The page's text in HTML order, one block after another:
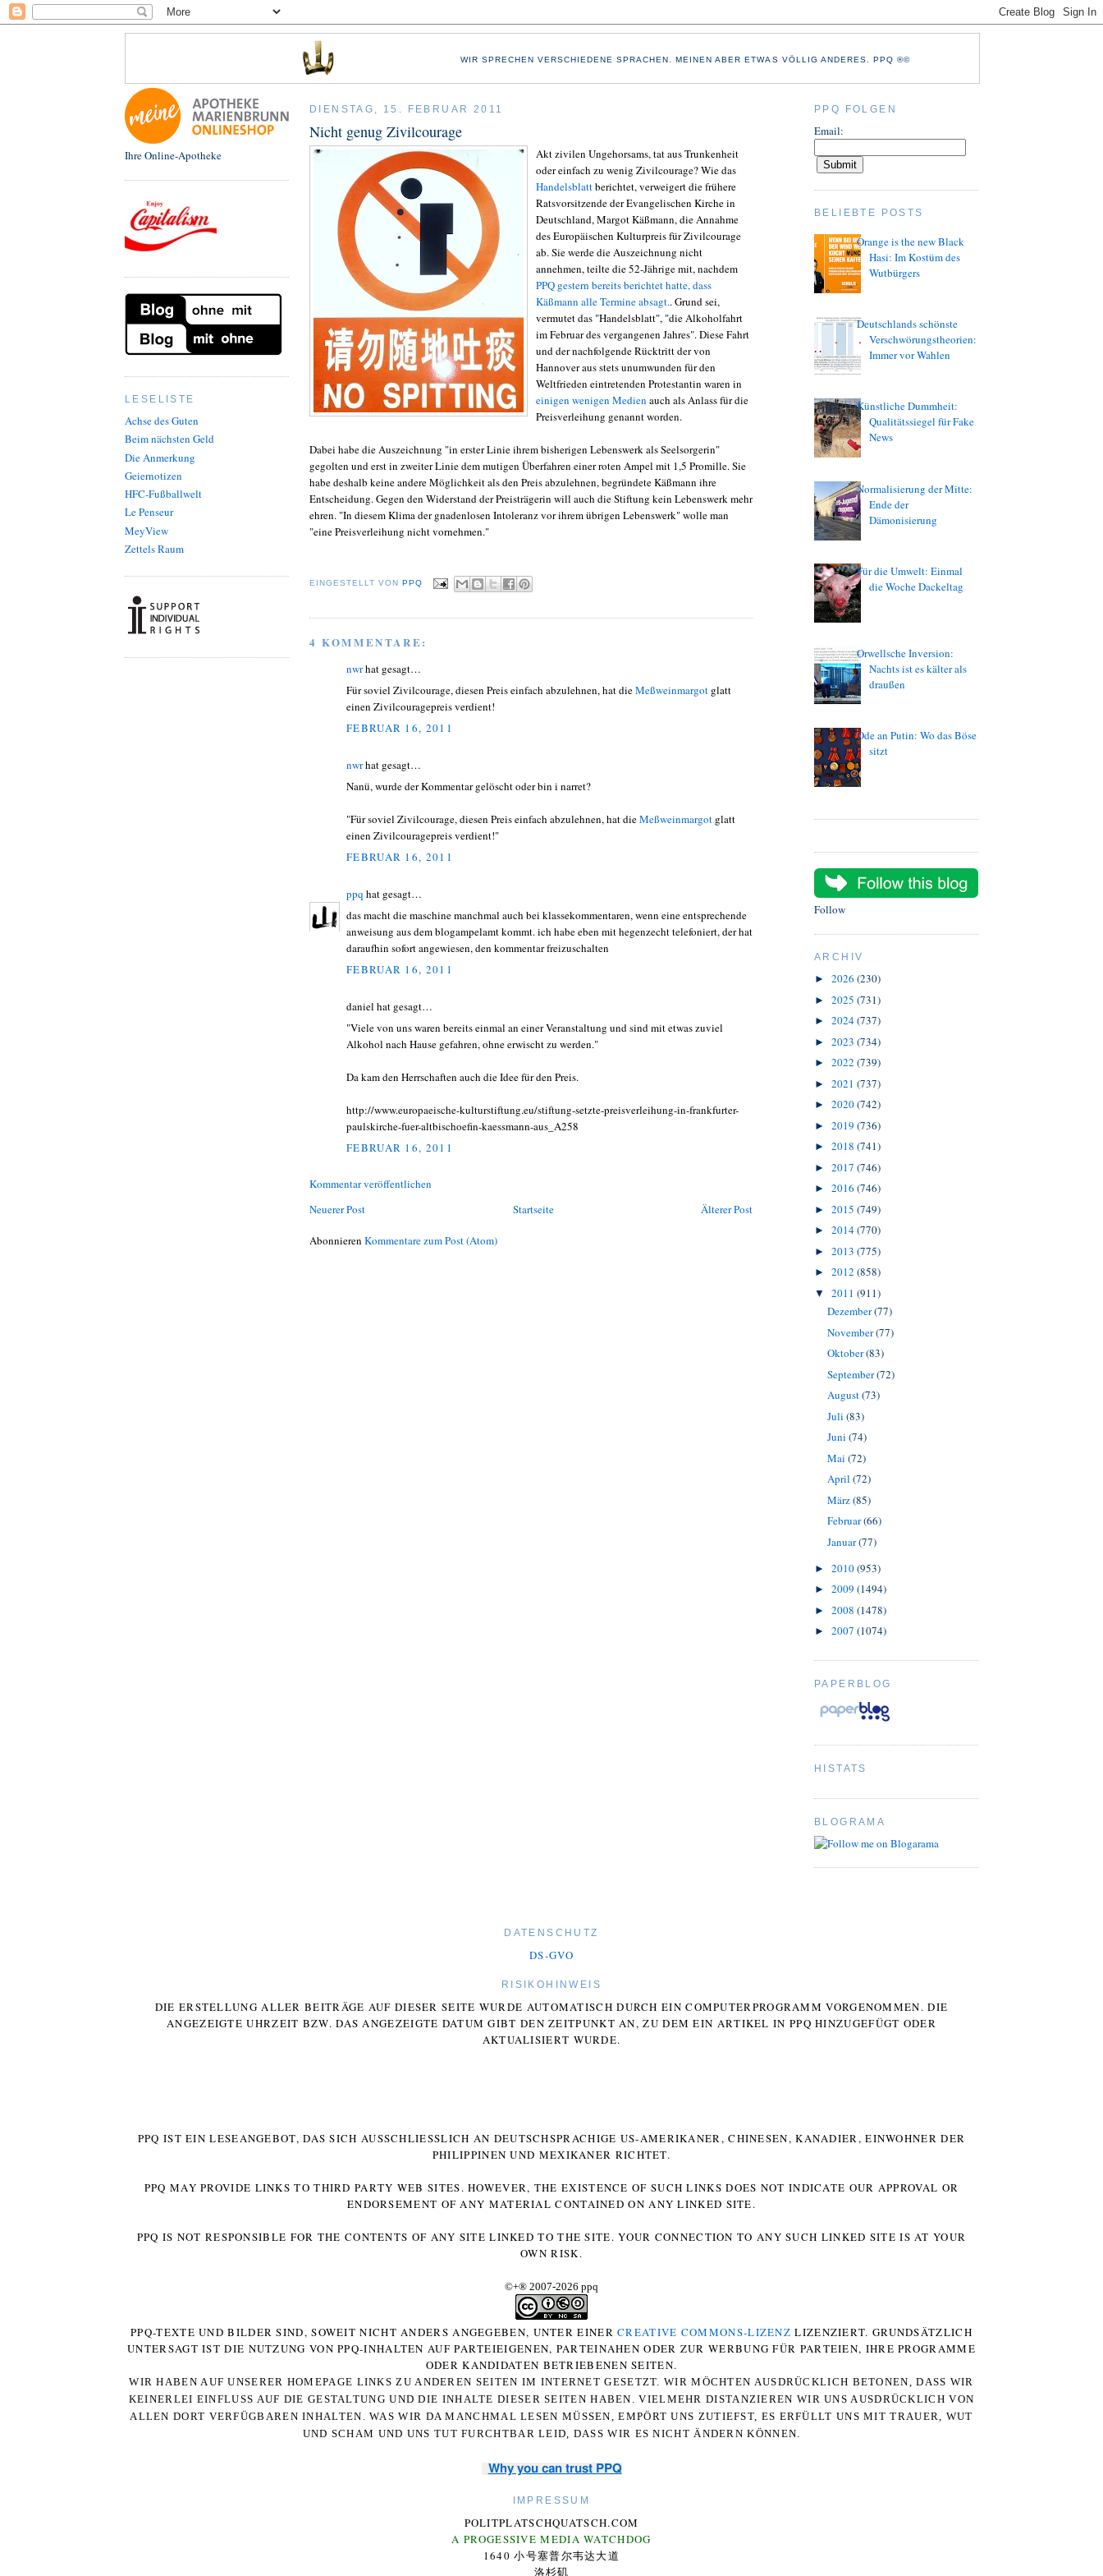
WIR SPRECHEN VERSCHIEDENE SPRACHEN. MEINEN ABER ETWAS VÖLLIG ANDERES. PPQ ®©
Ihre Online-Apotheke
LESELISTE
Achse des Guten
Beim nächsten Geld
Die Anmerkung
Geiernotizen
HFC-Fußballwelt
Le Penseur
MeyView
Zettels Raum
DIENSTAG, 15. FEBRUAR 2011
Nicht genug Zivilcourage
Akt zivilen Ungehorsams, tat aus Trunkenheit
oder einfach zu wenig Zivilcourage? Wie das
Handelsblattberichtet, verweigert die frühere
Ratsvorsitzende der Evangelischen Kirche in
Deutschland, MargotKäßmann, die Annahme
des Europäischen Kulturpreis für Zivilcourage
ab. Sie werde die Auszeichnung nicht
annehmen, teilte die 52-Jährige mit, nachdem
PPQ gestern bereits berichtet hatte, dass
Käßmann alle Termine absagt.. Grund sei,
vermutet das "Handelsblatt", "die Alkoholfahrt
im Februar des vergangenen Jahres". Diese Fahrt
und der nachfolgende Rücktritt der von
Hannover aus stets unumwunden für den
Weltfrieden eintretenden Protestantin waren in
einigen wenigen Medien auch als Anlass für die
Preisverleihung genannt worden.
Dabei habe die Auszeichnung "in erster Linie ihrem bisherigen Lebenswerk alsSeelsorgerin"
gegolten und erst in zweiter Linie dem mutigen Überfahren einer roten Ampel mit 1,5 Promille. Sie
habe deshalb keine andere Möglichkeit als den Preis abzulehnen, begründeteKäßmann ihre
Entscheidung. Gegen den Widerstand der Preisträgerin will auch die Stiftung kein Lebenswerk mehr
ehren. "In diesem Klima der gnadenlosen Intoleranz vor ihrem übrigen Lebenswerk" wolle man
"eine Preisverleihung nicht vornehmen."
EINGESTELLT VON PPQ
4 KOMMENTARE:
nwrhat gesagt…
Für soviel Zivilcourage, diesen Preis einfach abzulehnen, hat dieMeßweinmargot glatt
einen Zivilcouragepreis verdient!
FEBRUAR 16, 2011
nwrhat gesagt…
Nanü, wurde der Kommentar gelöscht oder bin i narret?
"Für soviel Zivilcourage, diesen Preis einfach abzulehnen, hat dieMeßweinmargot glatt
einen Zivilcouragepreis verdient!"
FEBRUAR 16, 2011
ppq hat gesagt…
das macht die maschine manchmal auch bei klassekommentaren, wenn eine entsprechende
anweisung aus dem blogampelamt kommt. ich habe eben mit hegenzecht telefoniert, der hat
daraufhin sofort angewiesen, den kommentar freizuschalten
FEBRUAR 16, 2011
daniel hat gesagt…
"Viele von uns waren bereits einmal an einer Veranstaltung und sind mit etwas zuviel
Alkohol nach Hause gefahren, ohne erwischt zu werden."
Da kam den Herrschaften auch die Idee für den Preis.
http://www.europaeische-kulturstiftung.eu/stiftung-setzte-preisverleihung-in-frankfurter-
paulskirche-fuer-altbischoefin-kaessmann-aus_A258
FEBRUAR 16, 2011
Kommentar veröffentlichen
Neuerer Post
Älterer Post
Startseite
Abonnieren Kommentare zum Post (Atom)
PPQ FOLGEN
Email:
BELIEBTE POSTS
Orange is the new Black
Hasi: Im Kostüm des
Wutbürgers
Deutschlands schönste
Verschwörungstheorien:
Immer vor Wahlen
Künstliche Dummheit:
Qualitätssiegel für Fake
News
Normalisierung der Mitte:
Ende der
Dämonisierung
Für die Umwelt: Einmal
die Woche Dackeltag
Orwellsche Inversion:
Nachts ist es kälter als
draußen
Ode an Putin: Wo das Böse
sitzt
Follow
ARCHIV
► 2026 (230)
► 2025 (731)
► 2024(737)
► 2023 (734)
► 2022 (739)
► 2021 (737)
► 2020(742)
► 2019 (736)
► 2018 (741)
► 2017 (746)
► 2016 (746)
► 2015 (749)
► 2014(770)
► 2013 (775)
► 2012 (858)
▼ 2011 (911)
Dezember(77)
November(77)
Oktober(83)
September(72)
August(73)
Juli (83)
Juni (74)
Mai (72)
April (72)
März(85)
Februar(66)
Januar(77)
► 2010(953)
► 2009 (1494)
► 2008 (1478)
► 2007 (1074)
PAPERBLOG
HISTATS
BLOGRAMA
DATENSCHUTZ
DS-GVO
RISIKOHINWEIS
DIE ERSTELLUNG ALLER BEITRÄGE AUF DIESER SEITE WURDE AUTOMATISCH DURCH EIN COMPUTERPROGRAMM VORGENOMMEN. DIE
ANGEZEIGTE UHRZEIT BZW. DAS ANGEZEIGTE DATUM GIBT DEN ZEITPUNKT AN, ZU DEM EIN ARTIKEL IN PPQ HINZUGEFÜGT ODER
AKTUALISIERT WURDE.
PPQ IST EIN LESEANGEBOT, DAS SICH AUSSCHLIESSLICH AN DEUTSCHSPRACHIGE US-AMERIKANER, CHINESEN, KANADIER, EINWOHNER DER P
HILIPPINEN UND MEXIKANER RICHTET.
PPQ MAY PROVIDE LINKS TO THIRD PARTY WEB SITES. HOWEVER, THE EXISTENCE OF SUCH LINKS DOES NOT INDICATE OUR APPROVAL OR
ENDORSEMENT OF ANY MATERIAL CONTAINED ON ANY LINKED SITE.
PPQ IS NOT RESPONSIBLE FOR THE CONTENTS OF ANY SITE LINKED TO THE SITE. YOUR CONNECTION TO ANY SUCH LINKED SITE IS AT YOUR
OWN RISK.
©+® 2007-2026 ppq
PPQ-TEXTE UND BILDER SIND, SOWEIT NICHT ANDERS ANGEGEBEN, UNTER EINERCREATIVE COMMONS-LIZENZ LIZENZIERT. GRUNDSÄTZLICH
UNTERSAGT IST DIE NUTZUNG VON PPQ-INHALTEN AUF PARTEIEIGENEN, PARTEINAHEN ODER ZUR WERBUNG FÜR PARTEIEN, IHRE PROGRAMME
ODER KANDIDATEN BETRIEBENEN SEITEN.
WIR HABEN AUF UNSERER HOMEPAGE LINKS ZU ANDEREN SEITEN IM INTERNET GESETZT. WIR MÖCHTEN AUSDRÜCKLICH BETONEN, DASS WIR
KEINERLEI EINFLUSS AUF DIE GESTALTUNG UND DIE INHALTE DIESER SEITEN HABEN. VIELMEHR DISTANZIEREN WIR UNS AUSDRÜCKLICH VON
ALLEN DORT VERFÜGBAREN INHALTEN. WAS WIR DA MANCHMAL LESEN MÜSSEN, EMPÖRT UNS ZUTIEFST, ES ERFÜLLT UNS MIT TRAUER, WUT
UND SCHAM UND UNS TUT FURCHTBAR LEID, DASS WIR ES NICHT ÄNDERN KÖNNEN.
Why you can trust PPQ
IMPRESSUM
POLITPLATSCHQUATSCH.COM
A PROGESSIVE MEDIA WATCHDOG
1640 小号塞普尔韦达大道
洛杉矶